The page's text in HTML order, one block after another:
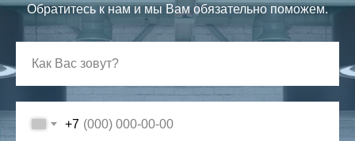
Обратитесь к нам и мы Вам обязательно поможем.
+7